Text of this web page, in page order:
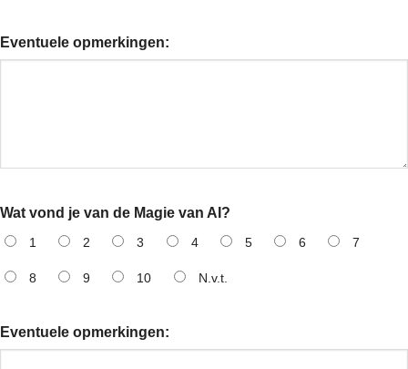
Eventuele opmerkingen:
Wat vond je van de Magie van AI?
1 2 3 4 5 6 7
8 9 10 N.v.t.
Eventuele opmerkingen: